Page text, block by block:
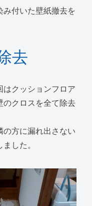
み付いた壁紙撤去を
去
はクッションフロア
のクロスを全て除去
の方に漏れ出さない
した。